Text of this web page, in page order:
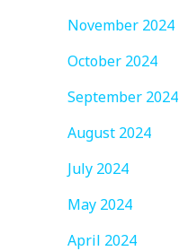
November 2024
October 2024
September 2024
August 2024
July 2024
May 2024
April 2024